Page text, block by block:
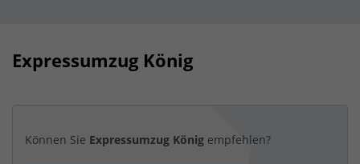
Expressumzug König
Können Sie Expressumzug König empfehlen?